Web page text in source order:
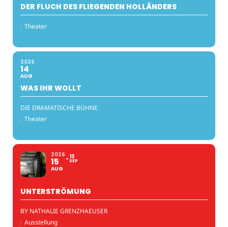
DER FLUCH DES FLIEGENDEN HOLLÄNDERS
: Theater
2026
14
AUG
WAS IHR WOLLT
DIE DRAMATISCHE BÜHNE
: Theater
2026
15
AUG
13
SEP
UNTERSTRÖMUNG
BY NATHALIE GRENZHAEUSER
: Ausstellung